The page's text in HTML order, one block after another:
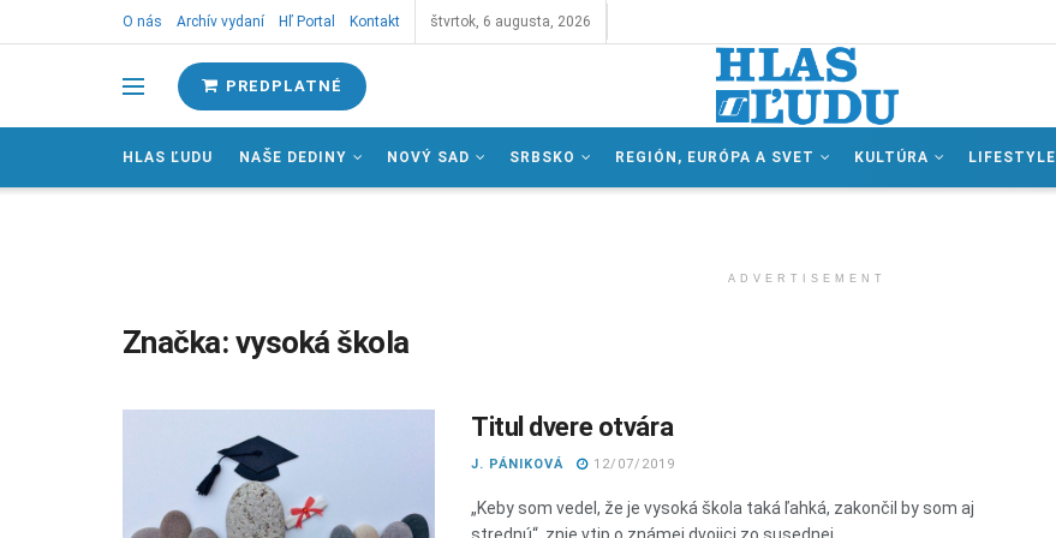
O nás Archív vydaní Hľ Portal Kontakt štvrtok, 6 augusta, 2026
PREDPLATNÉ
HLAS ĽUDU NAŠE DEDINY NOVÝ SAD SRBSKO REGIÓN, EURÓPA A SVET KULTÚRA LIFESTYLE
ADVERTISEMENT
Značka: vysoká škola
Titul dvere otvára
J. PÁNIKOVÁ 12/07/2019
„Keby som vedel, že je vysoká škola taká ľahká, zakončil by som aj